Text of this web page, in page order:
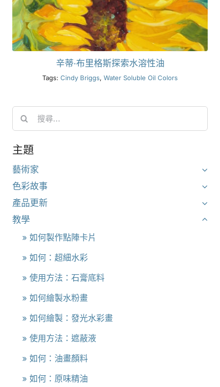
辛蒂·布里格斯探索水溶性油
Tags: Cindy Briggs, Water Soluble Oil Colors
Search
for:
主題
藝術家
色彩故事
產品更新
教學
» 如何製作點陣卡片
» 如何：超細水彩
» 使用方法：石膏底料
» 如何繪製水粉畫
» 如何繪製：發光水彩畫
» 使用方法：遮蔽液
» 如何：油畫顏料
» 如何：原味精油